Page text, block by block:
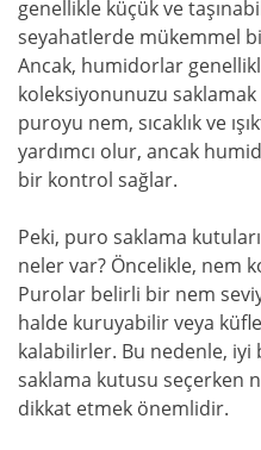
genellikle küçük ve
seyahatlerde mükemmel
Ancak, humidorlar
koleksiyonunuzu
puroyu nem, sıcaklık ve
yardımcı olur, ancak
bir kontrol sağlar.
Peki, puro saklama
neler var? Öncelikle, nem
Purolar belirli bir nem
halde kuruyabilir veya
kalabilirler. Bu nedenle,
saklama kutusu seçerken
dikkat etmek önemlidir.